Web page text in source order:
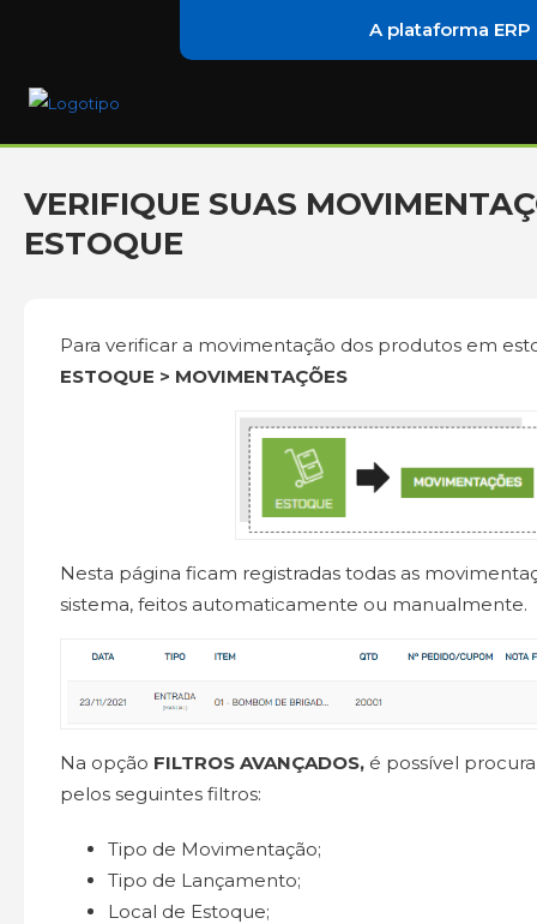
A plataforma
VERIFIQUE SUAS
ESTOQUE
Para verificar a movimentação dos produtos em
ESTOQUE > MOVIMENTAÇÕES
Nesta página ficam registradas todas as
sistema, feitos automaticamente ou manualmente.
Na opção FILTROS AVANÇADOS, é possível
pelos seguintes filtros:
Tipo de Movimentação;
Tipo de Lançamento;
Local de Estoque;